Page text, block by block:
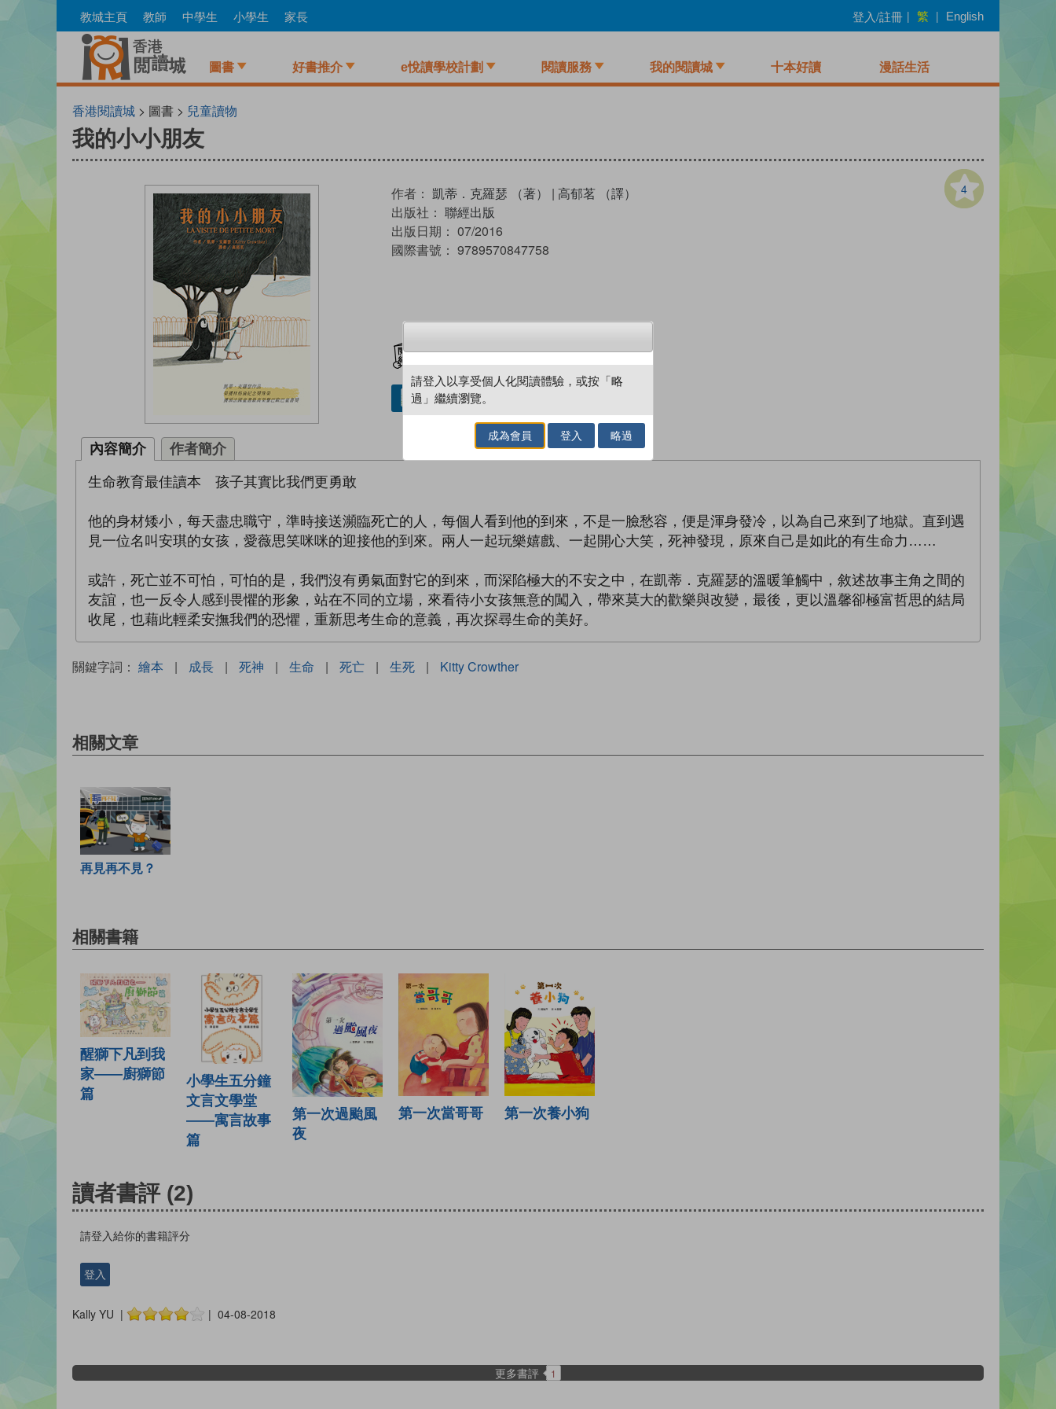
to
教城主頁 教師 中學生 小學生 家長 登入/註冊 | 繁 | English
圖書 好書推介 e悅讀學校計劃 閱讀服務 我的閱讀城 十本好讀 漫話生活
香港閱讀城 > 圖書 > 兒童讀物
我的小小朋友
4
作者： 凱蒂．克羅瑟 （著） | 高郁茗 （譯）
出版社： 聯經出版
出版日期： 07/2016
國際書號： 9789570847758
借閱實體書
內容簡介 作者簡介
生命教育最佳讀本 孩子其實比我們更勇敢
他的身材矮小，每天盡忠職守，準時接送瀕臨死亡的人，每個人看到他的到來，不是一臉愁容，便是渾身發冷，以為自己來到了地獄。直到遇
見一位名叫安琪的女孩，愛薇思笑咪咪的迎接他的到來。兩人一起玩樂嬉戲、一起開心大笑，死神發現，原來自己是如此的有生命力……
或許，死亡並不可怕，可怕的是，我們沒有勇氣面對它的到來，而深陷極大的不安之中，在凱蒂．克羅瑟的溫暖筆觸中，敘述故事主角之間的
友誼，也一反令人感到畏懼的形象，站在不同的立場，來看待小女孩無意的闖入，帶來莫大的歡樂與改變，最後，更以溫馨卻極富哲思的結局
收尾，也藉此輕柔安撫我們的恐懼，重新思考生命的意義，再次探尋生命的美好。
關鍵字詞： 繪本 | 成長 | 死神 | 生命 | 死亡 | 生死 | Kitty Crowther
相關文章
再見再不見？
相關書籍
醒獅下凡到我
家——廚獅節
篇
小學生五分鐘
文言文學堂
——寓言故事
篇
第一次過颱風
夜
第一次當哥哥 第一次養小狗
讀者書評 (2)
請登入給你的書籍評分
登入
Kally YU | | 04-08-2018
更多書評 1
請登入以享受個人化閱讀體驗，或按「略
過」繼續瀏覽。
成為會員 登入 略過